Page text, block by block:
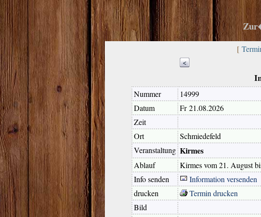
[
<
Nummer
14999
Datum
Fr 21.08.2026
Zeit
Ort
Schmiedefeld
Veranstaltung Kirmes
Ablauf
Kirmes vom 21. August
Info senden
Information versenden
drucken
Termin drucken
Bild